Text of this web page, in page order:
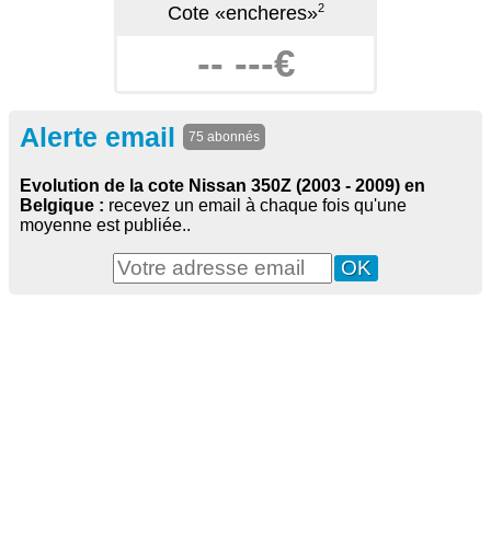
Cote «encheres»2
-- ---€
Alerte email 75 abonnés
Evolution de la cote Nissan 350Z (2003 - 2009) en
Belgique : recevez un email à chaque fois qu'une
moyenne est publiée..